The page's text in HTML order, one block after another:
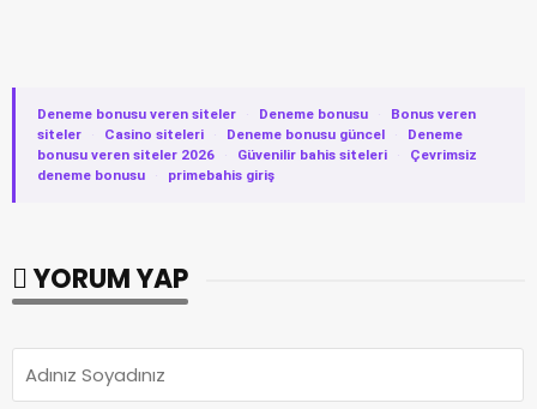
Deneme bonusu veren siteler · Deneme bonusu ·
Bonus veren
siteler
· Casino siteleri · Deneme bonusu güncel ·
Deneme
bonusu veren siteler 2026
· Güvenilir bahis siteleri ·
Çevrimsiz
deneme bonusu
· primebahis giriş
YORUM YAP